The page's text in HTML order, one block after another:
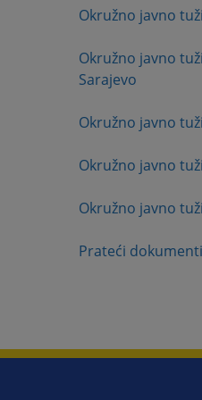
Okružno javno
Okružno javno
Sarajevo
Okružno javno
Okružno javno
Okružno javno
Prateći dokumenti